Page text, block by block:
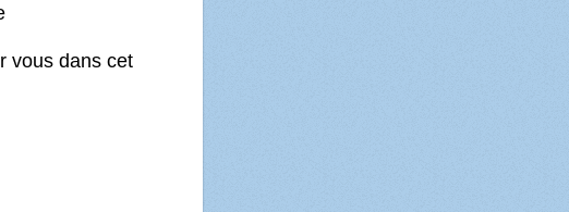
vous dans cet